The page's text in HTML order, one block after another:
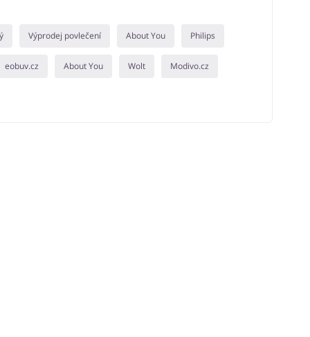
Výprodej povlečení About You Philips
eobuv.cz About You Wolt Modivo.cz